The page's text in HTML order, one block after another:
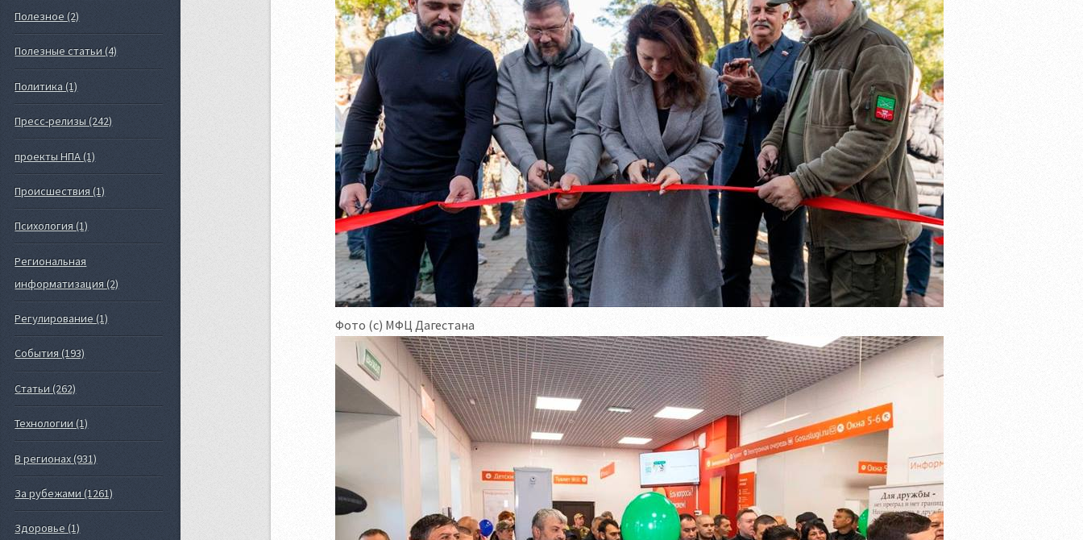
Полезное (2)
Полезные статьи (4)
Политика (1)
Пресс-релизы (242)
проекты НПА (1)
Происшествия (1)
Психология (1)
Региональная
информатизация (2)
Регулирование (1)
События (193)
Статьи (262)
Технологии (1)
В регионах (931)
За рубежами (1261)
Здоровье (1)
Фото (с) МФЦ Дагестана